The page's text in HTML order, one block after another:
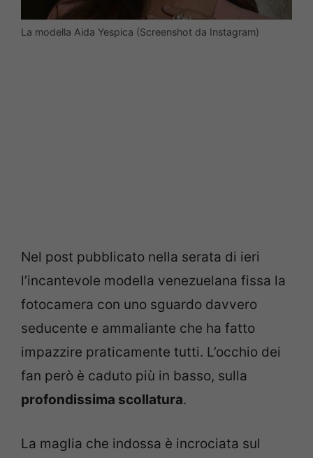
La modella Aida Yespica (Screenshot da Instagram)
Nel post pubblicato nella serata di ieri
l’incantevole modella venezuelana fissa la
fotocamera con uno sguardo davvero
seducente e ammaliante che ha fatto
impazzire praticamente tutti. L’occhio dei
fan però è caduto più in basso, sulla
profondissima scollatura.
La maglia che indossa è incrociata sul